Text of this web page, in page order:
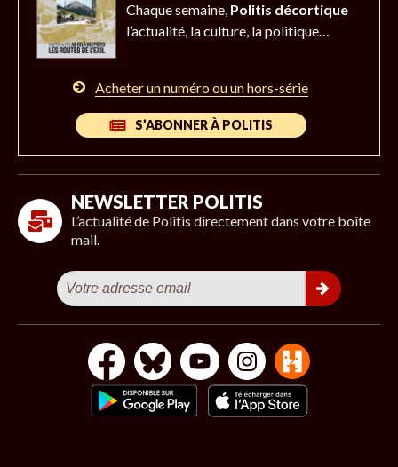
Chaque semaine, Politis décortique
l’actualité, la culture, la politique…
Acheter un numéro ou un hors-série
S’ABONNER À POLITIS
NEWSLETTER POLITIS
L’actualité de Politis directement dans votre boîte
mail.